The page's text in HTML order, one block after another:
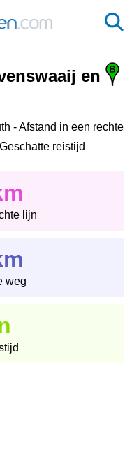
en
- Afstand in een rechte
reistijd
lijn
weg